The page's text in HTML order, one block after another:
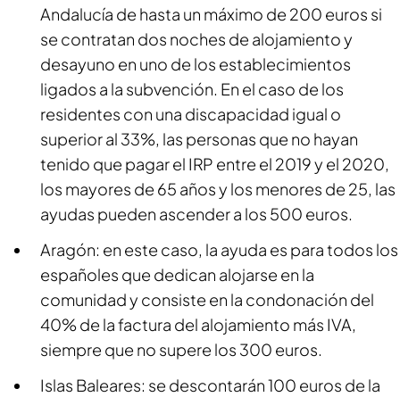
Andalucía de hasta un máximo de 200 euros si
se contratan dos noches de alojamiento y
desayuno en uno de los establecimientos
ligados a la subvención. En el caso de los
residentes con una discapacidad igual o
superior al 33%, las personas que no hayan
tenido que pagar el IRP entre el 2019 y el 2020,
los mayores de 65 años y los menores de 25, las
ayudas pueden ascender a los 500 euros.
Aragón: en este caso, la ayuda es para todos los
españoles que dedican alojarse en la
comunidad y consiste en la condonación del
40% de la factura del alojamiento más IVA,
siempre que no supere los 300 euros.
Islas Baleares: se descontarán 100 euros de la